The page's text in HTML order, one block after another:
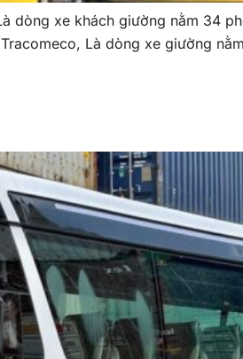
dòng xe khách giường nằm 34
Là dòng xe giường